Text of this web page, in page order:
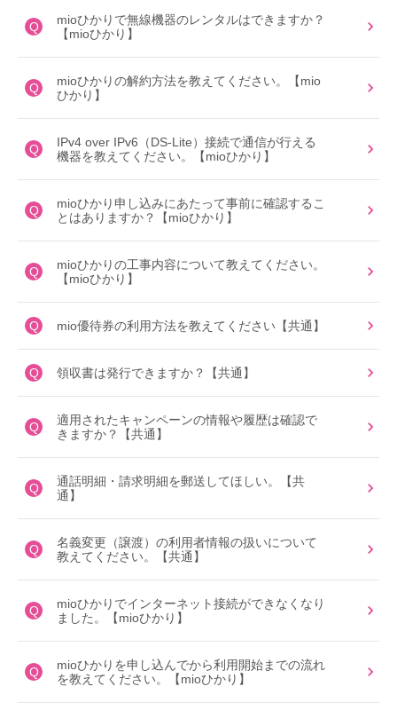
Q
mioひかりで無線機器のレンタルはできますか？
【mioひかり】
Q
mioひかりの解約方法を教えてください。【mio
ひかり】
Q
IPv4 over IPv6（DS-Lite）接続で通信が行える
機器を教えてください。【mioひかり】
Q
mioひかり申し込みにあたって事前に確認するこ
とはありますか？【mioひかり】
Q
mioひかりの工事内容について教えてください。
【mioひかり】
Q mio優待券の利用方法を教えてください【共通】
Q 領収書は発行できますか？【共通】
Q
適用されたキャンペーンの情報や履歴は確認で
きますか？【共通】
Q
通話明細・請求明細を郵送してほしい。【共
通】
Q
名義変更（譲渡）の利用者情報の扱いについて
教えてください。【共通】
Q
mioひかりでインターネット接続ができなくなり
ました。【mioひかり】
Q
mioひかりを申し込んでから利用開始までの流れ
を教えてください。【mioひかり】